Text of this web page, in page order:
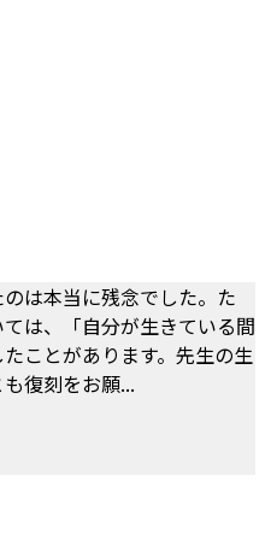
は本当に残念でした。た
は、「自分が生きている間
ことがあります。先生の生
復刻をお願...